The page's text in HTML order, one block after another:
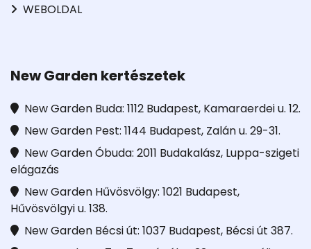
WEBOLDAL
New Garden kertészetek
New Garden Buda: 1112 Budapest, Kamaraerdei u. 12.
New Garden Pest: 1144 Budapest, Zalán u. 29-31.
New Garden Óbuda: 2011 Budakalász, Luppa-szigeti
elágazás
New Garden Hűvösvölgy: 1021 Budapest,
Hűvösvölgyi u. 138.
New Garden Bécsi út: 1037 Budapest, Bécsi út 387.